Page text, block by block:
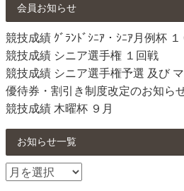
会員お知らせ
競技成績 ｸﾞﾗﾝﾄﾞｼﾆｱ・ｼﾆｱ月例杯 １
競技成績 シニア選手権 １回戦
競技成績 シニア選手権予選 及び
優待券・割引き制度改定のお知ら
競技成績 木曜杯 ９月
お知らせ一覧
お